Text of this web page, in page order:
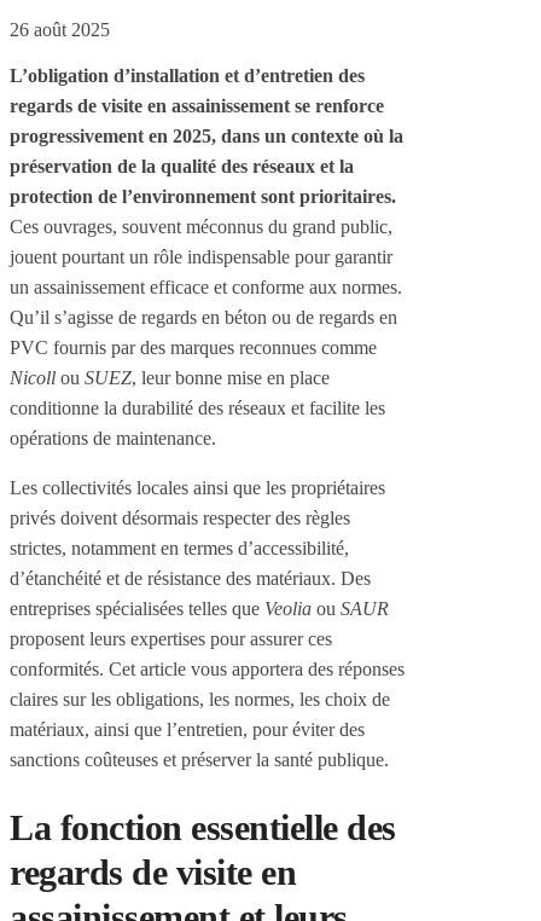
26 août 2025
L’obligation d’installation et d’entretien des
regards de visite en assainissement se renforce
progressivement en 2025, dans un contexte où la
préservation de la qualité des réseaux et la
protection de l’environnement sont prioritaires.
Ces ouvrages, souvent méconnus du grand public,
jouent pourtant un rôle indispensable pour garantir
un assainissement efficace et conforme aux normes.
Qu’il s’agisse de regards en béton ou de regards en
PVC fournis par des marques reconnues comme
Nicoll ou SUEZ, leur bonne mise en place
conditionne la durabilité des réseaux et facilite les
opérations de maintenance.
Les collectivités locales ainsi que les propriétaires
privés doivent désormais respecter des règles
strictes, notamment en termes d’accessibilité,
d’étanchéité et de résistance des matériaux. Des
entreprises spécialisées telles que Veolia ou SAUR
proposent leurs expertises pour assurer ces
conformités. Cet article vous apportera des réponses
claires sur les obligations, les normes, les choix de
matériaux, ainsi que l’entretien, pour éviter des
sanctions coûteuses et préserver la santé publique.
La fonction essentielle des
regards de visite en